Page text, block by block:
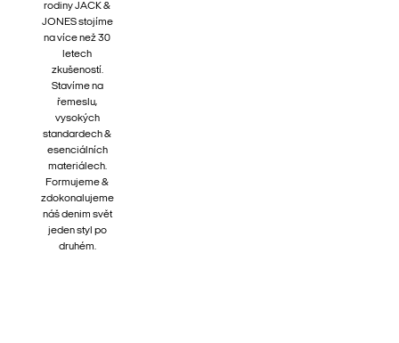
rodiny JACK &
JONES stojíme
na více než 30
letech
zkušeností.
Stavíme na
řemeslu,
vysokých
standardech &
esenciálních
materiálech.
Formujeme &
zdokonalujeme
náš denim svět
jeden styl po
druhém.